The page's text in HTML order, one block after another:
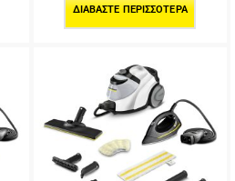
ΔΙΑΒΆΣΤΕ ΠΕΡΙΣΣΌΤΕΡΑ